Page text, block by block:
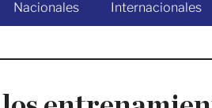
Nacionales Internacionales